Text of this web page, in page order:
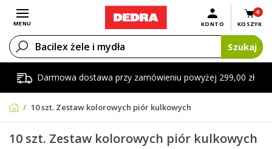
Darmowa dostawa przy zamówieniu powyżej 299,00 zł
Otwórz menu
MENU
0
KOSZYK
KONTO
Szukaj
10 szt. Zestaw kolorowych piór kulkowych
10 szt. Zestaw kolorowych piór kulkowych